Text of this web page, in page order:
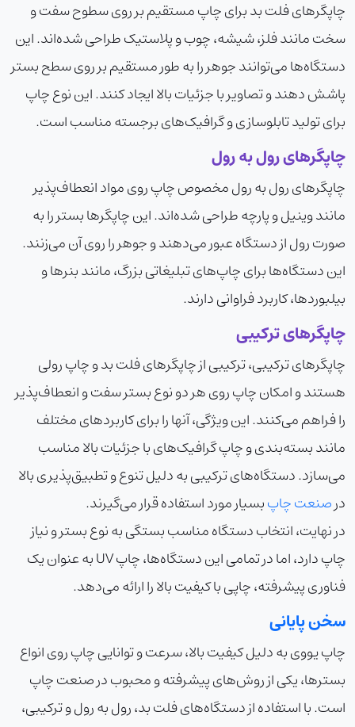
چاپگرهای فلت بد برای چاپ مستقیم بر روی سطوح سفت و
سخت مانند فلز، شیشه، چوب و پلاستیک طراحی شده‌اند. این
دستگاه‌ها می‌توانند جوهر را به طور مستقیم بر روی سطح بستر
پاشش دهند و تصاویر با جزئیات بالا ایجاد کنند. این نوع چاپ
برای تولید تابلوسازی و گرافیک‌های برجسته مناسب است.
چاپگرهای رول به رول
چاپگرهای رول به رول مخصوص چاپ روی مواد انعطاف‌پذیر
مانند وینیل و پارچه طراحی شده‌اند. این چاپگرها بستر را به
صورت رول از دستگاه عبور می‌دهند و جوهر را روی آن می‌زنند.
این دستگاه‌ها برای چاپ‌های تبلیغاتی بزرگ، مانند بنرها و
بیلبوردها، کاربرد فراوانی دارند.
چاپگرهای ترکیبی
چاپگرهای ترکیبی، ترکیبی از چاپگرهای فلت بد و چاپ رولی
هستند و امکان چاپ روی هر دو نوع بستر سفت و انعطاف‌پذیر
را فراهم می‌کنند. این ویژگی، آنها را برای کاربردهای مختلف
مانند بسته‌بندی و چاپ گرافیک‌های با جزئیات بالا مناسب
می‌سازد. دستگاه‌های ترکیبی به دلیل تنوع و تطبیق‌پذیری‌ بالا
درصنعت چاپبسیار مورد استفاده قرار می‌گیرند.
در نهایت، انتخاب دستگاه مناسب بستگی به نوع بستر و نیاز
چاپ دارد، اما در تمامی این دستگاه‌ها، چاپ UV به عنوان یک
فناوری پیشرفته، چاپی با کیفیت بالا را ارائه می‌دهد.
سخن پایانی
چاپ یووی به دلیل کیفیت بالا، سرعت و توانایی چاپ روی انواع
بسترها، یکی از روش‌های پیشرفته و محبوب در صنعت چاپ
است. با استفاده از دستگاه‌های فلت بد، رول به رول و ترکیبی،